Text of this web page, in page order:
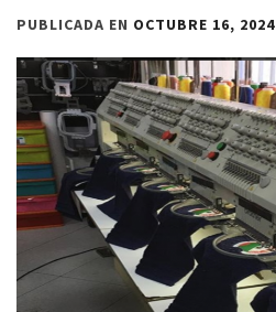
PUBLICADA EN OCTUBRE 16, 2024